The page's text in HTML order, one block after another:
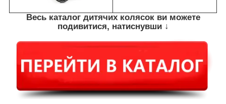
Весь каталог дитячих колясок ви можете
подивитися, натиснувши ↓